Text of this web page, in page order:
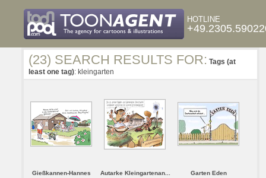
HOTLINE
(23) SEARCH RESULTS FOR: Tags (at
least one tag): kleingarten
Gießkannen-Hannes
Autarke Kleingartenan...
Garten Eden